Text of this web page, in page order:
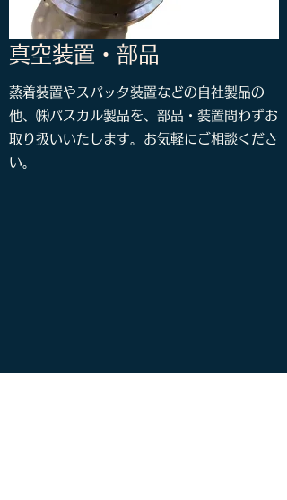
真空装置・部品
​蒸着装置やスパッタ装置などの自社製品の
他、㈱パスカル製品を、部品・装置問わずお
取り扱いいたします。お気軽にご相談くださ
い。